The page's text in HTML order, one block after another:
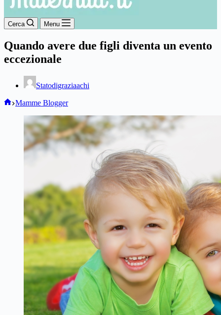
Cerca Menu
Quando avere due figli diventa un evento
eccezionale
Statodigraziaachi
Home
Mamme Blogger